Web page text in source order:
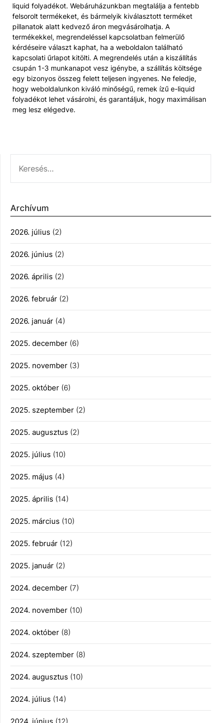
liquid folyadékot. Webáruházunkban megtalálja a fentebb
felsorolt termékeket, és bármelyik kiválasztott terméket
pillanatok alatt kedvező áron megvásárolhatja. A
termékekkel, megrendeléssel kapcsolatban felmerülő
kérdéseire választ kaphat, ha a weboldalon található
kapcsolati űrlapot kitölti. A megrendelés után a kiszállítás
csupán 1-3 munkanapot vesz igénybe, a szállítás költsége
egy bizonyos összeg felett teljesen ingyenes. Ne feledje,
hogy weboldalunkon kiváló minőségű, remek ízű e-liquid
folyadékot lehet vásárolni, és garantáljuk, hogy maximálisan
meg lesz elégedve.
Archívum
2026. július (2)
2026. június (2)
2026. április (2)
2026. február (2)
2026. január (4)
2025. december (6)
2025. november (3)
2025. október (6)
2025. szeptember (2)
2025. augusztus (2)
2025. július (10)
2025. május (4)
2025. április (14)
2025. március (10)
2025. február (12)
2025. január (2)
2024. december (7)
2024. november (10)
2024. október (8)
2024. szeptember (8)
2024. augusztus (10)
2024. július (14)